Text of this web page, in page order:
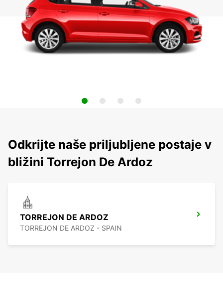
Odkrijte naše priljubljene postaje v
bližini Torrejon De Ardoz
TORREJON DE ARDOZ
TORREJON DE ARDOZ - SPAIN